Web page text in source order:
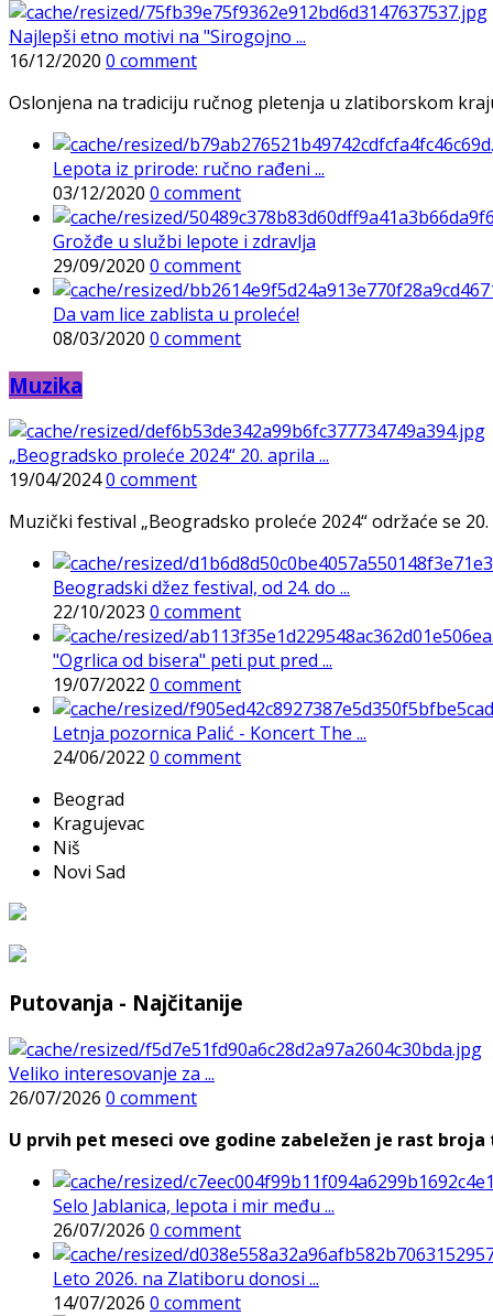
Najlepši etno motivi na "Sirogojno ...
16/12/2020 0 comment
Oslonjena na tradiciju ručnog pletenja u zlatiborskom
Lepota iz prirode: ručno rađeni ...
03/12/2020 0 comment
Grožđe u službi lepote i zdravlja
29/09/2020 0 comment
Da vam lice zablista u proleće!
08/03/2020 0 comment
Muzika
„Beogradsko proleće 2024“ 20. aprila ...
19/04/20240 comment
Muzički festival „Beogradsko proleće 2024“ održaće se
Beogradski džez festival, od 24. do ...
22/10/2023 0 comment
"Ogrlica od bisera" peti put pred ...
19/07/2022 0 comment
Letnja pozornica Palić - Koncert The ...
24/06/2022 0 comment
Beograd
Kragujevac
Niš
Novi Sad
Putovanja - Najčitanije
Veliko interesovanje za ...
26/07/2026 0 comment
U prvih pet meseci ove godine zabeležen je rast
Selo Jablanica, lepota i mir među ...
26/07/2026 0 comment
Leto 2026. na Zlatiboru donosi ...
14/07/2026 0 comment